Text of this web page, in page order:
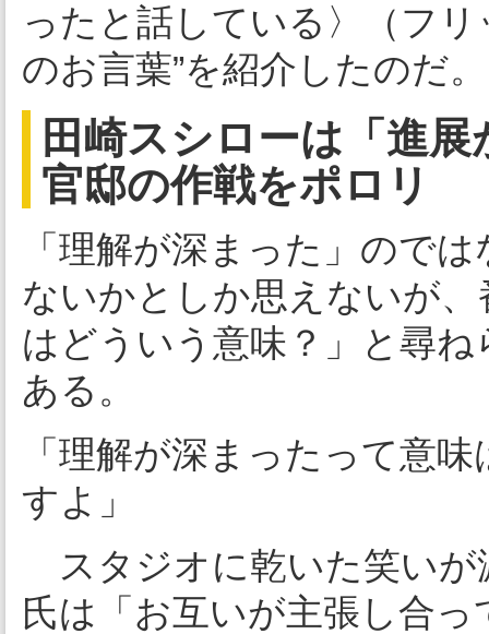
ったと話している〉（フ
のお言葉”を紹介したのだ。
田崎スシローは「進
官邸の作戦をポロリ
「理解が深まった」ので
ないかとしか思えないが
はどういう意味？」と尋
ある。
「理解が深まったって意
すよ」
スタジオに乾いた笑いが
氏は「お互いが主張し合